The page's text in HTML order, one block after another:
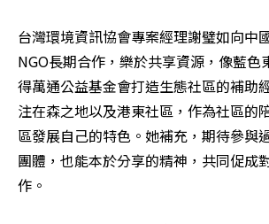
台灣環境資訊協會專案經理謝璧如向中
NGO長期合作，樂於共享資源，像藍色
得萬通公益基金會打造生態社區的補助
注在森之地以及港東社區，作為社區的
區發展自己的特色。她補充，期待參與
團體，也能本於分享的精神，共同促成
作。